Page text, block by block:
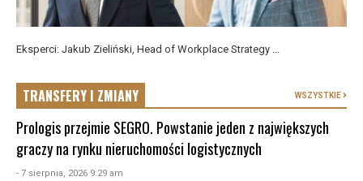
Eksperci: Jakub Zieliński, Head of Workplace Strategy ...
TRANSFERY I ZMIANY WSZYSTKIE
Prologis przejmie SEGRO. Powstanie jeden z największych
graczy na rynku nieruchomości logistycznych
- 7 sierpnia, 2026 9:29 am